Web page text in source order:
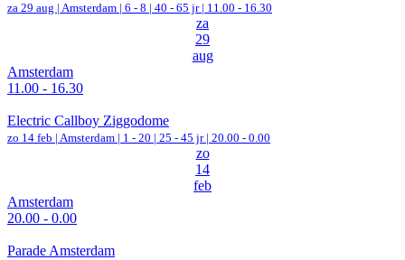
za 29 aug | Amsterdam | 6 - 8 | 40 - 65 jr | 11.00 - 16.30
za
29
aug
Amsterdam
11.00 - 16.30
Electric Callboy Ziggodome
zo 14 feb | Amsterdam | 1 - 20 | 25 - 45 jr | 20.00 - 0.00
zo
14
feb
Amsterdam
20.00 - 0.00
Parade Amsterdam